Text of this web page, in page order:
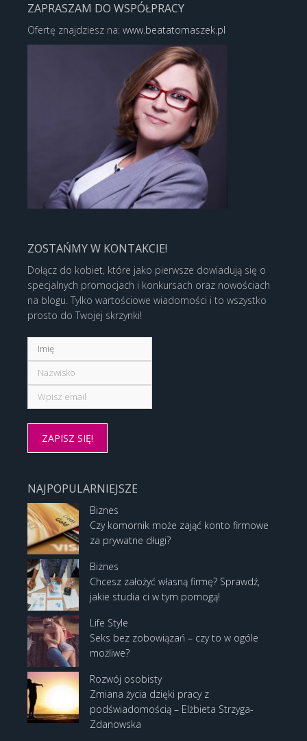
ZAPRASZAM DO WSPÓŁPRACY
Ofertę znajdziesz na: www.beatatomaszek.pl
ZOSTAŃMY W KONTAKCIE!
Dołącz do kobiet, które jako pierwsze dowiadują się o
specjalnych promocjach i konkursach oraz nowościach
na blogu. Tylko wartościowe wiadomości i to wszystko
prosto do Twojej skrzynki!
NAJPOPULARNIEJSZE
Biznes
Czy komornik może zająć konto firmowe
za prywatne długi?
Biznes
Chcesz założyć własną firmę? Sprawdź,
jakie studia ci w tym pomogą!
Life Style
Seks bez zobowiązań – czy to w ogóle
możliwe?
Rozwój osobisty
Zmiana życia dzięki pracy z
podświadomością – Elżbieta Strzyga-
Zdanowska